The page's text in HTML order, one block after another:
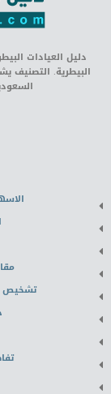
دليل العيادات
البيطرية. التصنيف
تشخيص